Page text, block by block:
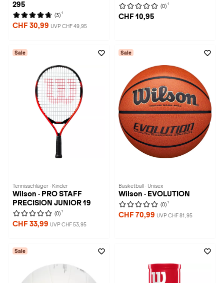
295
(3) 1
CHF 30,99 UVP CHF 49,95
(0) 1
CHF 10,95
Sale
Tennisschläger · Kinder
Wilson · PRO STAFF
PRECISION JUNIOR 19
(0) 1
CHF 33,99 UVP CHF 53,95
Sale
Basketball · Unisex
Wilson · EVOLUTION
(0) 1
CHF 70,99 UVP CHF 81,95
Sale